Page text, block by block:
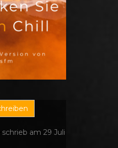
schrieb am 29 Juli